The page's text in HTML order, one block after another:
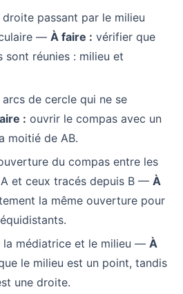
passant par le milieu
— À faire : vérifier que
sont réunies : milieu et
de cercle qui ne se
: ouvrir le compas avec un
moitié de AB.
du compas entre les
et ceux tracés depuis B — À
la même ouverture pour
la médiatrice et le milieu — À
le milieu est un point, tandis
une droite.